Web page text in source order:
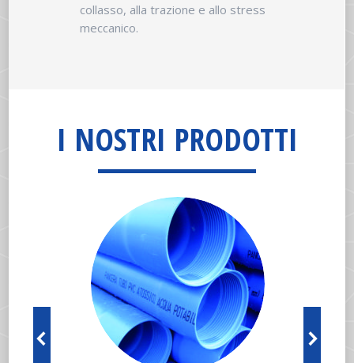
collasso, alla trazione e allo stress
meccanico.
I NOSTRI PRODOTTI